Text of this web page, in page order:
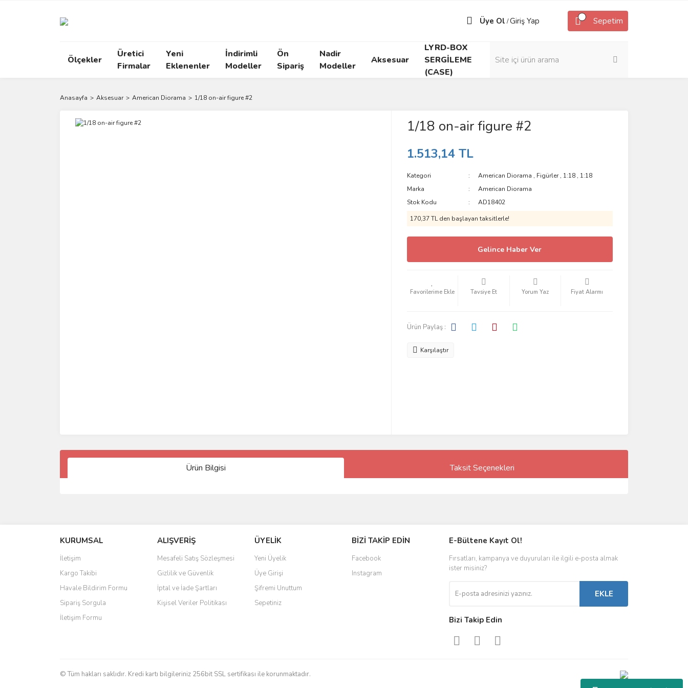
Üye Ol /Giriş Yap Sepetim
Ölçekler
Üretici
Firmalar
Yeni
Eklenenler
İndirimli
Modeller
Ön
Sipariş
Nadir
Modeller
Aksesuar
LYRD-BOX
SERGİLEME
(CASE)
Anasayfa Aksesuar American Diorama 1/18 on-air figure #2
1/18 on-air figure #2
1.513,14 TL
Kategori American Diorama , Figürler, 1:18 , 1:18
Marka
American Diorama
Stok Kodu
AD18402
170,37 TL den başlayan taksitlerle!
Gelince Haber Ver
Tavsiye Et Yorum Yaz Fiyat Alarmı
Ürün Paylaş :
Karşılaştır
Ürün Bilgisi Taksit Seçenekleri
KURUMSAL
İletişim
Kargo Takibi
Havale Bildirim Formu
Sipariş Sorgula
İletişim Formu
ALIŞVERİŞ
Mesafeli Satış Sözleşmesi
Gizlilik ve Güvenlik
İptal ve İade Şartları
Kişisel Veriler Politikası
ÜYELİK
Yeni Üyelik
Üye Girişi
Şifremi Unuttum
Sepetiniz
BİZİ TAKİP EDİN
Facebook
Instagram
E-Bültene Kayıt Ol!
Fırsatları, kampanya ve duyuruları ile ilgili e-posta almak
ister misiniz?
EKLE
Bizi Takip Edin
© Tüm hakları saklıdır. Kredi kartı bilgileriniz 256bit SSL sertifikası ile korunmaktadır.